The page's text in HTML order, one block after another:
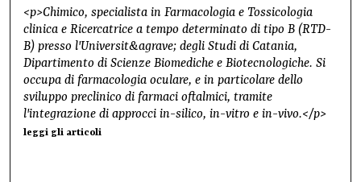
<p>Chimico, specialista in Farmacologia e Tossicologia
clinica e Ricercatrice a tempo determinato di tipo B (RTD-
B) presso l'Universit&agrave; degli Studi di Catania,
Dipartimento di Scienze Biomediche e Biotecnologiche. Si
occupa di farmacologia oculare, e in particolare dello
sviluppo preclinico di farmaci oftalmici, tramite
l'integrazione di approcci in-silico, in-vitro e in-vivo.</p>
leggi gli articoli